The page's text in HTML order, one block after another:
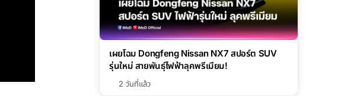
เผยโฉม Dongfeng Nissan NX7 สปอร์ต SUV
รุ่นใหม่ สายพันธุ์ไฟฟ้าลุคพรีเมียม!
2 วันที่แล้ว